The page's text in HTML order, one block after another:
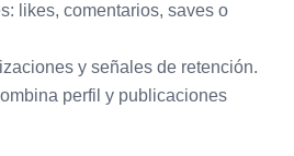
likes, comentarios, saves o
y señales de retención.
perfil y publicaciones